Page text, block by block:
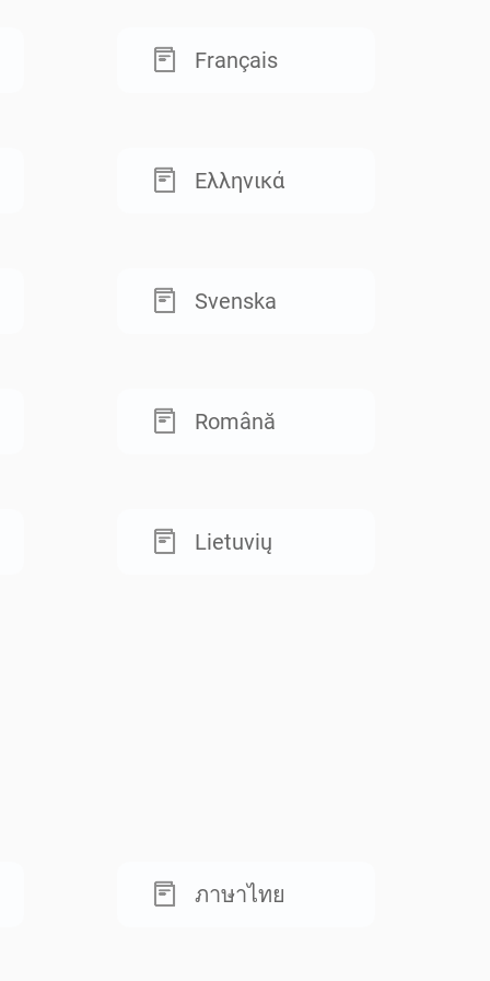
Français
Ελληνικά
Svenska
Română
Lietuvių
ภาษาไทย